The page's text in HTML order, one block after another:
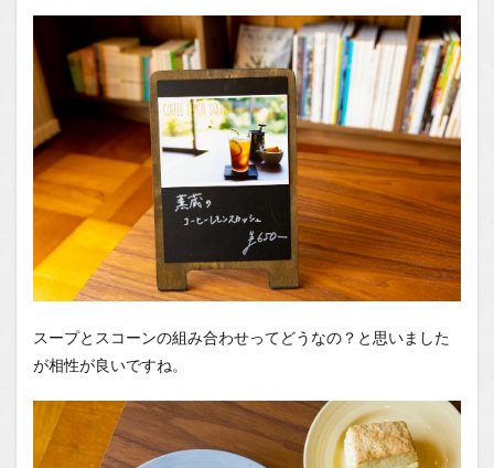
スープとスコーンの組み合わせってどうなの？と思いました
が相性が良いですね。